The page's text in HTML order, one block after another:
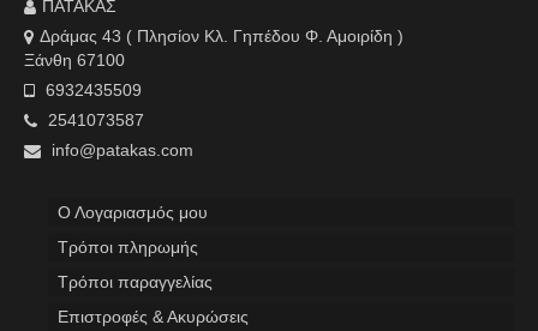
ΠΑΤΑΚΑΣ
Δράμας 43 ( Πλησίον Κλ. Γηπέδου Φ. Αμοιρίδη )
Ξάνθη 67100
6932435509
2541073587
info@patakas.com
Ο Λογαριασμός μου
Tρόποι πληρωμής
Τρόποι παραγγελίας
Επιστροφές & Ακυρώσεις